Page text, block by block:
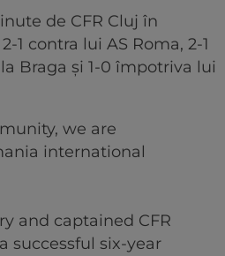
de CFR Cluj în
1 contra lui AS Roma, 2-1
Braga și 1-0 împotriva lui
we are
international
and captained CFR
successful six-year